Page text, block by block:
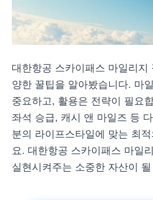
대한항공 스카이패스 마일리지
양한 꿀팁을 알아봤습니다. 마
중요하고, 활용은 전략이 필요
좌석 승급, 캐시 앤 마일즈 등
분의 라이프스타일에 맞는 최
요. 대한항공 스카이패스 마일
실현시켜주는 소중한 자산이